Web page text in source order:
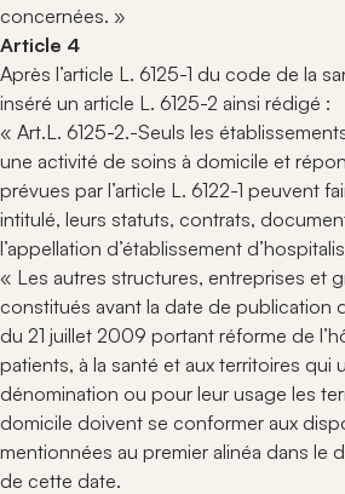
concernées. »
Article 4
Après l’article L. 6125-1 du code de la
inséré un article L. 6125-2 ainsi rédigé :
« Art.L. 6125-2.-Seuls les
une activité de soins à domicile et
prévues par l’article L. 6122-1 peuvent
intitulé, leurs statuts, contrats,
l’appellation d’établissement
« Les autres structures, entreprises et
constitués avant la date de publication
du 21 juillet 2009 portant réforme de
patients, à la santé et aux territoires qui
dénomination ou pour leur usage les
domicile doivent se conformer aux
mentionnées au premier alinéa dans le
de cette date.